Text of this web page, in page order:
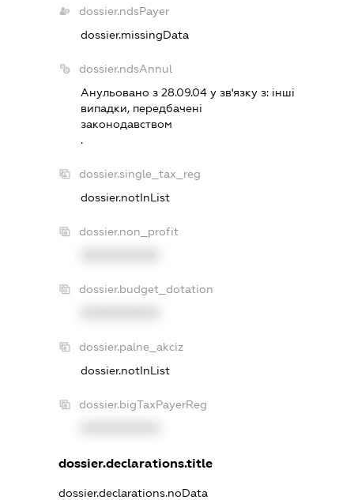
dossier.ndsPayer
dossier.missingData
dossier.ndsAnnul
Анульовано з 28.09.04 у зв'язку з: iншi
випадки, передбаченi
законодавством
.
dossier.single_tax_reg
dossier.notInList
dossier.non_profit
dossier.budget_dotation
dossier.palne_akciz
dossier.notInList
dossier.bigTaxPayerReg
dossier.declarations.title
dossier.declarations.noData